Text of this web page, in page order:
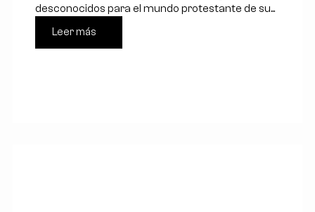
desconocidos para el mundo protestante de su...
Leer más